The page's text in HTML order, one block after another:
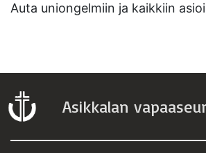
Auta uniongelmiin ja kaikkiin
Asikkalan